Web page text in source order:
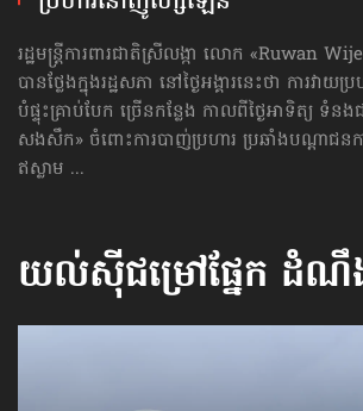
រដ្ឋមន្ត្រីការពារជាតិស្រីលង្កា លោក «Ruwan
បានថ្លែងក្នុងរដ្ឋសភា នៅថ្ងៃអង្គារនេះថា ការវាយ
បំផ្ទុះគ្រាប់បែក ច្រើនកន្លែង កាលពីថ្ងៃអាទិត្យ ទំនង
សងសឹក» ចំពោះការបាញ់ប្រហារ ប្រឆាំងបណ្ដាជន
ឥស្លាម ...
យល់ស៊ីជម្រៅផ្នែក ដំណឹ